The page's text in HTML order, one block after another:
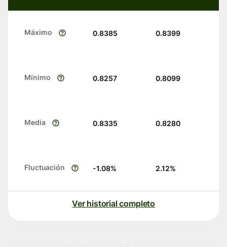
Máximo 0.8385 0.8399
Mínimo 0.8257 0.8099
Media 0.8335 0.8280
Fluctuación -1.08% 2.12%
Ver historial completo